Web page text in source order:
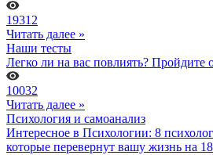
19312
Читать далее »
Наши тесты
Легко ли на вас повлиять? Пройдите
10032
Читать далее »
Психология и самоанализ
Интересное в Психологии: 8
которые перевернут вашу жизнь на